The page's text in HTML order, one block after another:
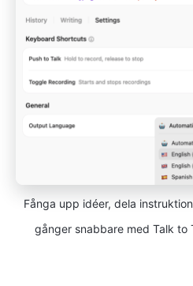
Fånga upp idéer, dela
gånger snabbare med Talk to